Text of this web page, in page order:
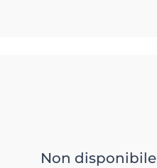
Non disponibile